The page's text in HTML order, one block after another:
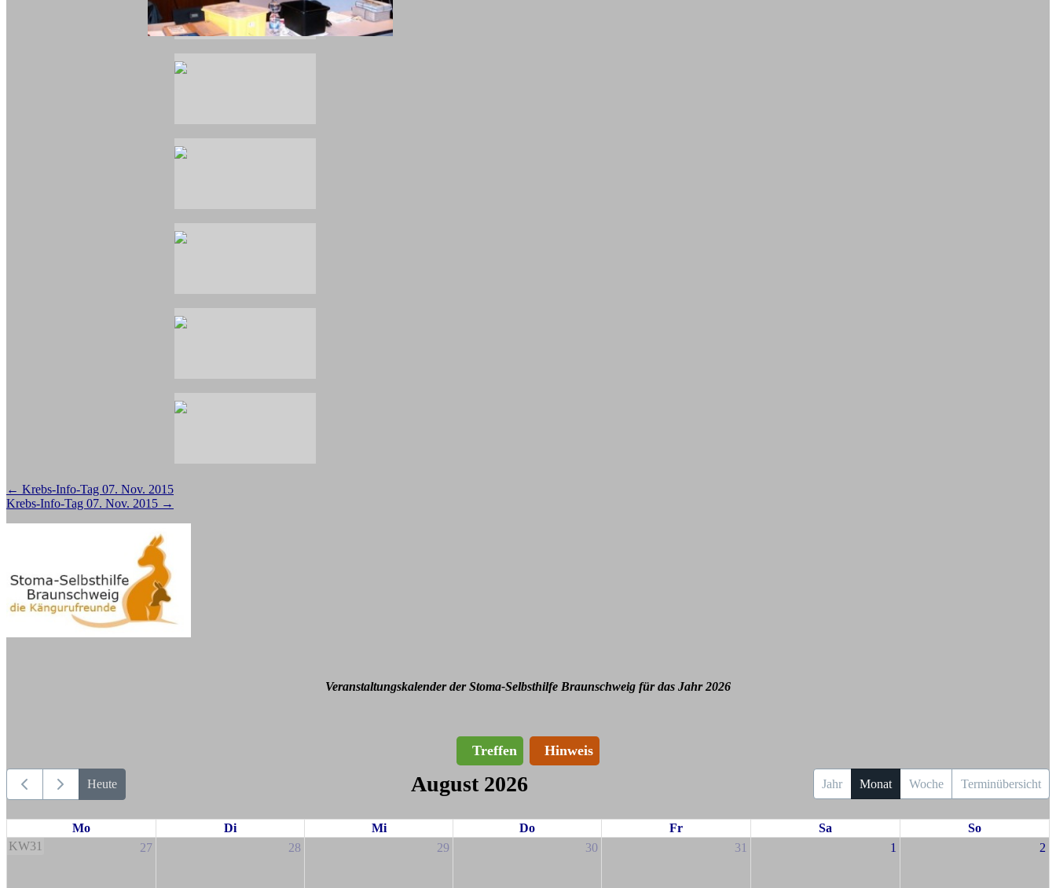
Beitragsnavigation
← Krebs-Info-Tag 07. Nov. 2015
Krebs-Info-Tag 07. Nov. 2015 →
Veranstaltungskalender der Stoma-Selbsthilfe Braunschweig für das Jahr 2026
Treffen Hinweis
Heute August 2026 Jahr Monat Woche Terminübersicht
Mo Di Mi Do Fr Sa
So
KW31
27 28 29 30 31 1 2